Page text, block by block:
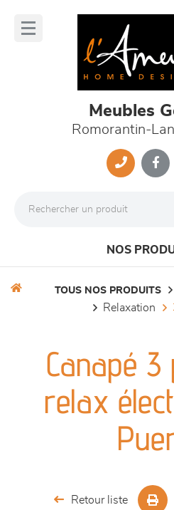
Meubles
Romorantin-
NOS
séjours
meubles de complément
chambres et dressing
TOUS NOS PRODUITS
relaxation
Canapé
relax
Retour liste